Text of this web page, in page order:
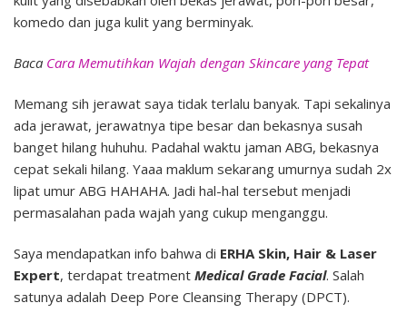
komedo dan juga kulit yang berminyak.
Baca Cara Memutihkan Wajah dengan Skincare yang Tepat
Memang sih jerawat saya tidak terlalu banyak. Tapi sekalinya
ada jerawat, jerawatnya tipe besar dan bekasnya susah
banget hilang huhuhu. Padahal waktu jaman ABG, bekasnya
cepat sekali hilang. Yaaa maklum sekarang umurnya sudah 2x
lipat umur ABG HAHAHA. Jadi hal-hal tersebut menjadi
permasalahan pada wajah yang cukup menganggu.
Saya mendapatkan info bahwa di ERHA Skin, Hair & Laser
Expert, terdapat treatment Medical Grade Facial. Salah
satunya adalah Deep Pore Cleansing Therapy (DPCT).